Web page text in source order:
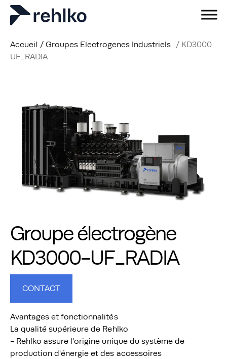
Accueil / Groupes Electrogenes Industriels / KD3000
UF_RADIA
Groupe électrogène
KD3000-UF_RADIA
CONTACT
Avantages et fonctionnalités
La qualité supérieure de Rehlko
- Rehlko assure l'origine unique du système de
production d'énergie et des accessoires